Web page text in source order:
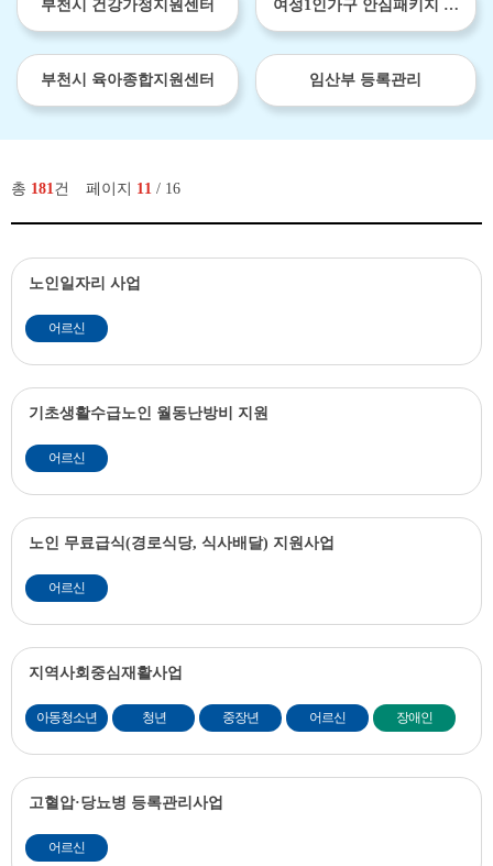
부천시 건강가정지원센터
여성1인가구 안심패키지 보
부천시 육아종합지원센터 임산부 등록관리
총 181건 페이지 11 / 16
노인일자리 사업
어르신
기초생활수급노인 월동난방비 지원
어르신
노인 무료급식(경로식당, 식사배달) 지원사업
어르신
지역사회중심재활사업
아동청소년 청년 중장년 어르신 장애인
고혈압·당뇨병 등록관리사업
어르신